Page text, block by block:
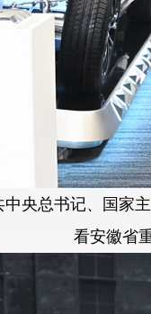
中央总书记、国家
看安徽省